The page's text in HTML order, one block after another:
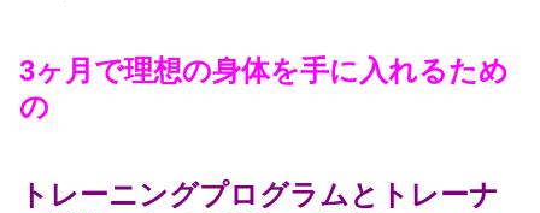
3ヶ月で理想の身体を手に入れるため
の
トレーニングプログラムとトレーナ